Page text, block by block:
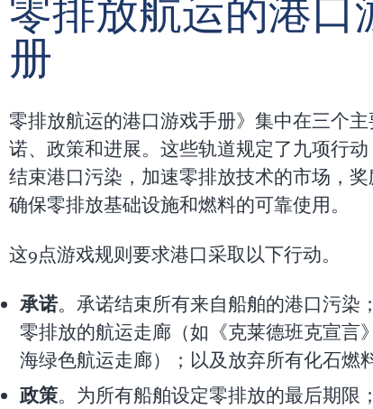
零排放航运的港口
册
零排放航运的港口游戏手册》集中在三个
诺、政策和进展。这些轨道规定了九项行
结束港口污染，加速零排放技术的市场，
确保零排放基础设施和燃料的可靠使用。
这9点游戏规则要求港口采取以下行动。
承诺。承诺结束所有来自船舶的港口污染
零排放的航运走廊（如《克莱德班克宣言
海绿色航运走廊）；以及放弃所有化石燃
政策。为所有船舶设定零排放的最后期限